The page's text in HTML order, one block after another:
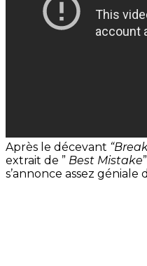
Après le décevant
extrait de ” Best Mistake
s’annonce assez géniale